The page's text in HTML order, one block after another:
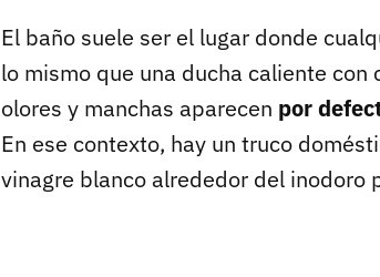
El baño suele ser el lugar donde
lo mismo que una ducha caliente
olores y manchas aparecen por
En ese contexto, hay un truco
vinagre blanco alrededor del inodoro